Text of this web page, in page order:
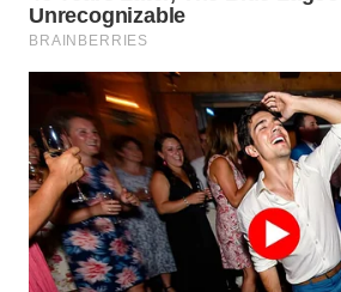
WN
TAPANULI
TENGAH
WN DELI
SERDANG
WN
TEBING